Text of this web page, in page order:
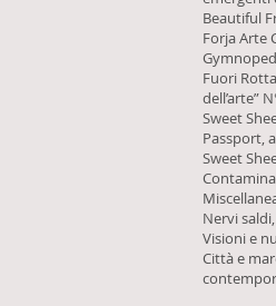
Beautiful
Forja Arte
Fuori
dell’arte”
Sweet
Passport,
Sweet
Nervi
Visioni e
Città e